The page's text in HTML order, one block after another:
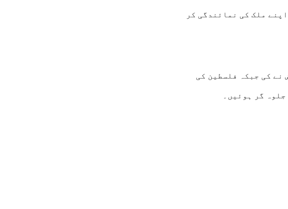
ملک کی نمائندگی کر
25 سالہ روما ریاض نے کی جبکہ فلسطین کی
گر ہوئیں۔